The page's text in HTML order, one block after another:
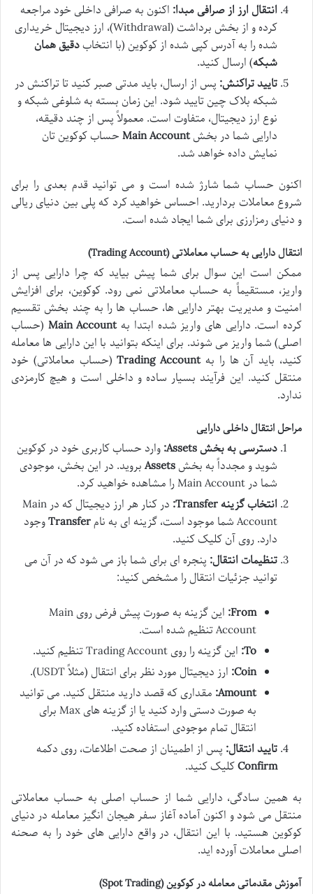
انتقال ارز از صرافی مبدا: اکنون به صرافی داخلی خود مراجعه
کرده و از بخش برداشت (Withdrawal)، ارز دیجیتال خریداری
شده را به آدرس کپی شده از کوکوین (با انتخابدقیق همان
شبکه) ارسال کنید.
تایید تراکنش: پس از ارسال، باید مدتی صبر کنید تا تراکنش در
شبکه بلاک چین تایید شود. این زمان بسته به شلوغی شبکه و
نوع ارز دیجیتال، متفاوت است. معمولاً پس از چند دقیقه،
دارایی شما در بخشMain Accountحساب کوکوین تان
نمایش داده خواهد شد.
اکنون حساب شما شارژ شده است و می توانید قدم بعدی را برای
شروع معاملات بردارید. احساس خواهید کرد که پلی بین دنیای ریالی
و دنیای رمزارزی برای شما ایجاد شده است.
انتقال دارایی به حساب معاملاتی (Trading Account)
ممکن است این سوال برای شما پیش بیاید که چرا دارایی پس از
واریز، مستقیماً به حساب معاملاتی نمی رود. کوکوین، برای افزایش
امنیت و مدیریت بهتر دارایی ها، حساب ها را به چند بخش تقسیم
کرده است. دارایی های واریز شده ابتدا بهMain Account (حساب
اصلی) شما واریز می شوند. برای اینکه بتوانید با این دارایی ها معامله
کنید، باید آن ها را بهTrading Account(حساب معاملاتی) خود
منتقل کنید. این فرآیند بسیار ساده و داخلی است و هیچ کارمزدی
ندارد.
مراحل انتقال داخلی دارایی
دسترسی به بخش Assets:
وارد حساب کاربری خود در کوکوین
شوید و مجدداً به بخشAssetsبروید. در این بخش، موجودی
شما در Main Account را مشاهده خواهید کرد.
انتخاب گزینه Transfer:
در کنار هر ارز دیجیتال که در Main
Account شما موجود است، گزینه ای به نام
Transferوجود
دارد. روی آن کلیک کنید.
تنظیمات انتقال: پنجره ای برای شما باز می شود که در آن می
توانید جزئیات انتقال را مشخص کنید:
From:
این گزینه به صورت پیش فرض روی Main
Account تنظیم شده است.
To: این گزینه را روی Trading Account تنظیم کنید.
Coin: ارز دیجیتال مورد نظر برای انتقال (مثلاً USDT).
Amount: مقداری که قصد دارید منتقل کنید. می توانید
به صورت دستی وارد کنید یا از گزینه های Max برای
انتقال تمام موجودی استفاده کنید.
تایید انتقال: پس از اطمینان از صحت اطلاعات، روی دکمه
Confirmکلیک کنید.
به همین سادگی، دارایی شما از حساب اصلی به حساب معاملاتی
منتقل می شود و اکنون آماده آغاز سفر هیجان انگیز معامله در دنیای
کوکوین هستید. با این انتقال، در واقع دارایی های خود را به صحنه
اصلی معاملات آورده اید.
آموزش مقدماتی معامله در کوکوین (Spot Trading)